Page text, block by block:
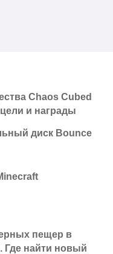
Chaos Cubed
и награды
диск Bounce
пещер в
Где найти новый